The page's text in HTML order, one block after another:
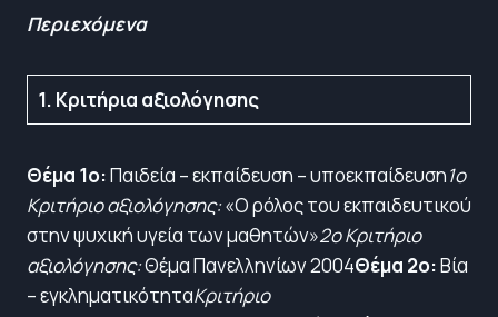
Περιεχόμενα
1. Κριτήρια αξιολόγησης
Θέμα 1o:Παιδεία – εκπαίδευση – υποεκπαίδευση1ο
Κριτήριο αξιολόγησης:«Ο ρόλος του εκπαιδευτικού
στην ψυχική υγεία των μαθητών»2ο Κριτήριο
αξιολόγησης:Θέμα Πανελληνίων 2004Θέμα 2ο:Βία
– εγκληματικότηταΚριτήριο